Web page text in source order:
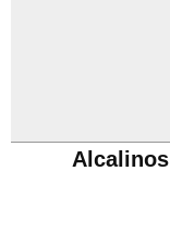
Alcalinos